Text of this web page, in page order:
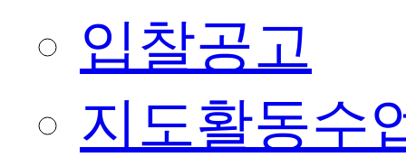
입찰공고
지도활동수